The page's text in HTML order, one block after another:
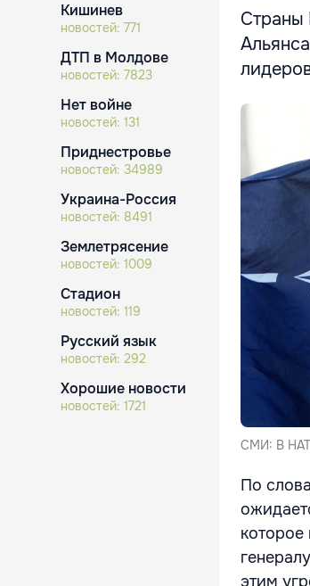
Кишинев
новостей: 771
ДТП в Молдове
новостей: 7823
Нет войне
новостей: 131
Приднестровье
новостей: 34989
Украина-Россия
новостей: 8491
Землетрясение
новостей: 1009
Стадион
новостей: 119
Русский язык
новостей: 292
Хорошие новости
новостей: 1721
Страны
СМИ: В
По
этим